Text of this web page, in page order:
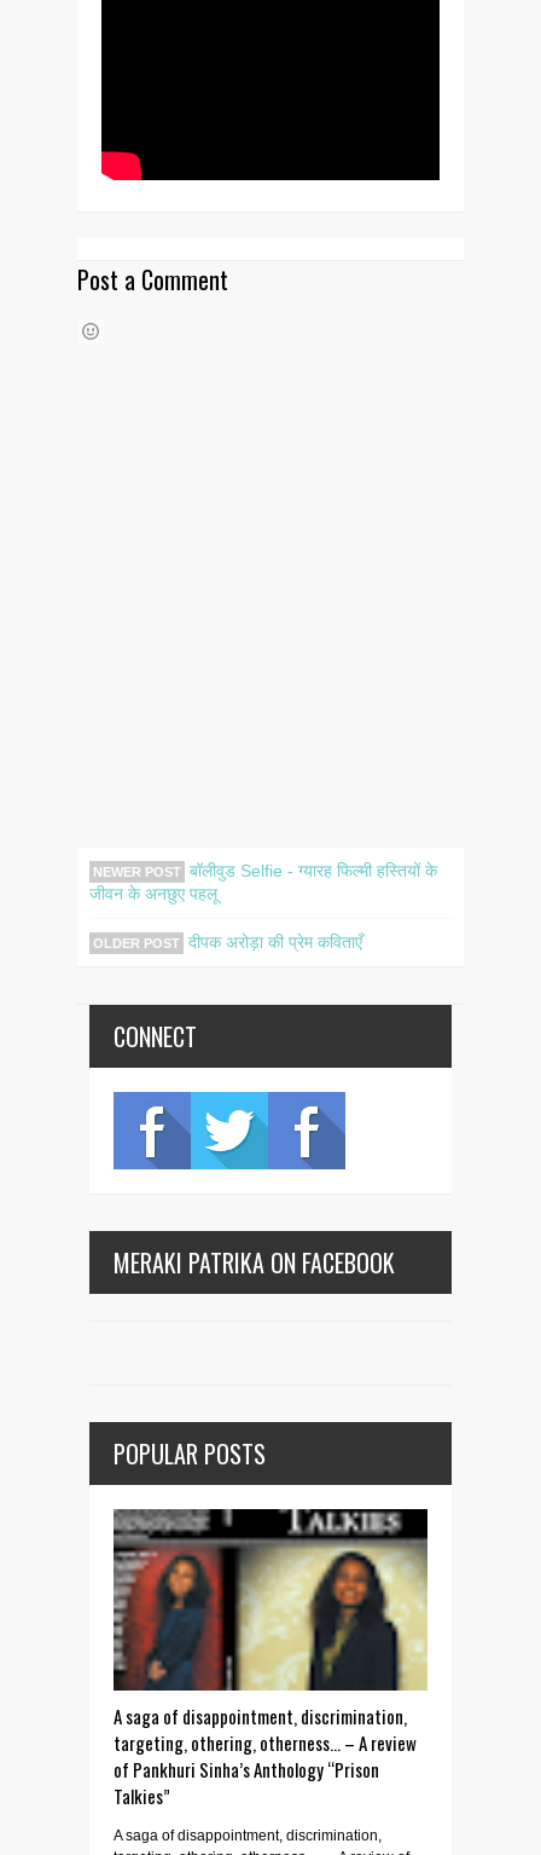
Post a Comment
NEWER POST बॉलीवुड Selfie - ग्यारह फिल्मी हस्तियों के
जीवन के अनछुए पहलू
OLDER POST दीपक अरोड़ा की प्रेम कविताएँ
CONNECT
MERAKI PATRIKA ON FACEBOOK
POPULAR POSTS
A saga of disappointment, discrimination,
targeting, othering, otherness… – A review
of Pankhuri Sinha’s Anthology “Prison
Talkies”
A saga of disappointment, discrimination,